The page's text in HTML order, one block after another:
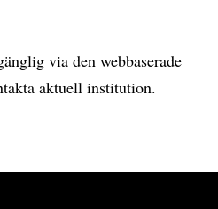
via den webbaserade
aktuell institution.